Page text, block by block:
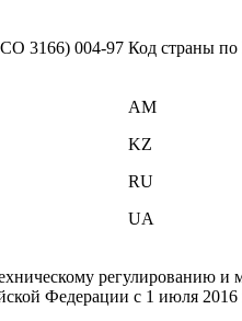
3166) 004-97 Код страны
AM
KZ
RU
UA
регулированию
Федерации с 1 июля 2016